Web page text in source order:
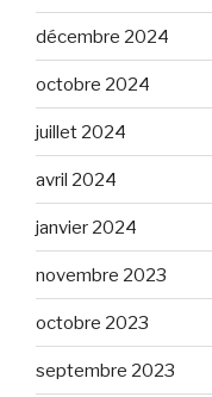
décembre 2024
octobre 2024
juillet 2024
avril 2024
janvier 2024
novembre 2023
octobre 2023
septembre 2023